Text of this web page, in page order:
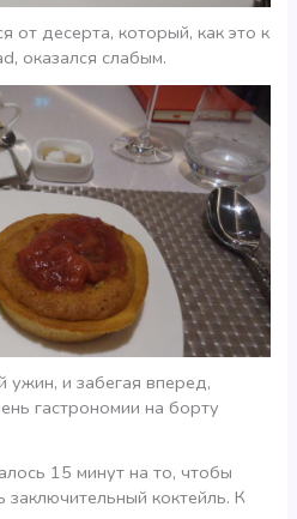
от десерта, который, как это к
оказался слабым.
и забегая вперед,
гастрономии на борту
15 минут на то, чтобы
заключительный коктейль. К